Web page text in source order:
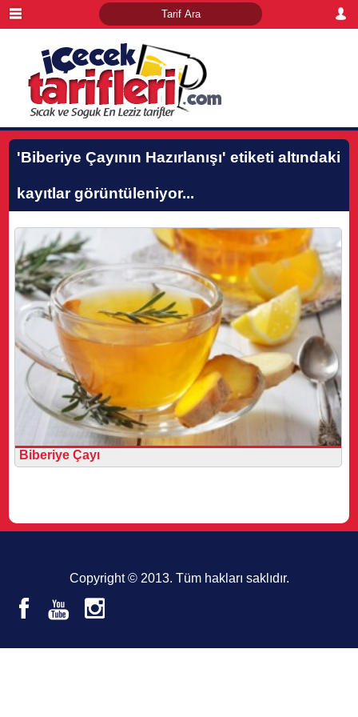
'Biberiye Çayının Hazırlanışı' etiketi altındaki
kayıtlar görüntüleniyor...
Biberiye Çayı
Copyright © 2013. Tüm hakları saklıdır.